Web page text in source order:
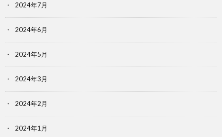
2024年7月
2024年6月
2024年5月
2024年3月
2024年2月
2024年1月